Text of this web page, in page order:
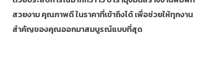
สวยงาม คุณภาพดี ในราคาที่เข้าถึงได้ เพื่อช่วยให้ทุกงาน
สำคัญของคุณออกมาสมบูรณ์แบบที่สุด